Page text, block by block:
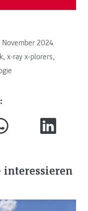
November 2024
, x-ray x-plorers,
interessieren